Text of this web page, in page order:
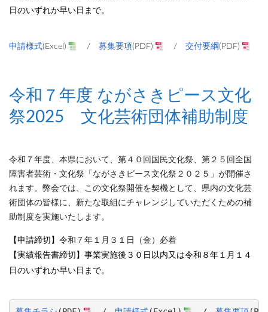
日のいずれか早い日まで。
申請様式(Excel) / 募集要項(PDF) / 交付要綱(PDF)
令和７年度 ながさきピース文化
祭2025 文化芸術団体補助制度
令和７年度、本県において、第４０回国民文化祭、第２５回全国
障害者芸術・文化祭「ながさきピース文化祭２０２５」が開催さ
れます。弊会では、この文化祭開催を契機として、県内の文化芸
術団体の皆様に、新たな取組にチャレンジしていただくための補
助制度を実施いたします。
【申請締切】 令和７年１月３１日（金）必着
【実績報告書締切】事業実施後３０日以内又は令和８年１月１４
日のいずれか早い日まで。